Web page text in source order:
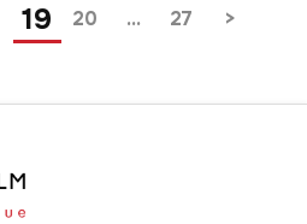
19 20 … 27